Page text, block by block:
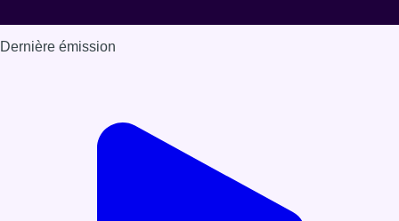
Dernière émission